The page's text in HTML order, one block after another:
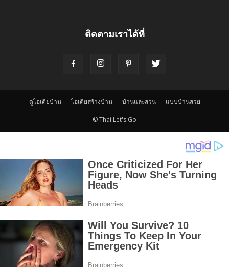
ติดตามเราได้ที่
ดูไอเดียบ้าน ไอเดียสร้างบ้าน บ้านและสวน แบบบ้านสวย
© Thai Let's Go